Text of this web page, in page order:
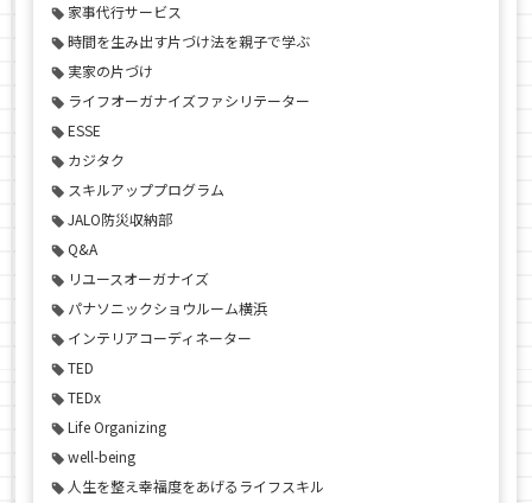
家事代行サービス
時間を生み出す片づけ法を親子で学ぶ
実家の片づけ
ライフオーガナイズファシリテーター
ESSE
カジタク
スキルアッププログラム
JALO防災収納部
Q&A
リユースオーガナイズ
パナソニックショウルーム横浜
インテリアコーディネーター
TED
TEDx
Life Organizing
well-being
人生を整え幸福度をあげるライフスキル